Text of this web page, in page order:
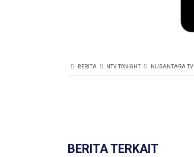
BERITA NTV TONIGHT NUSANTARA TV
BERITA TERKAIT